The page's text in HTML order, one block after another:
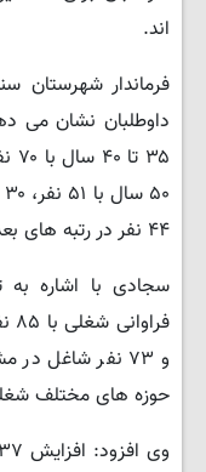
اند.
فرماندار شهرستان
داوطلبان نشان می
۴۴ نفر در رتبه های بعدی قرار دارند.
سجادی با اشاره به
و ۷۳ نفر شاغل
حوزه های مختلف